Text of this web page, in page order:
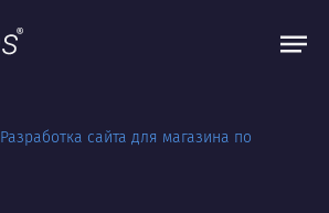
Разработка сайта для магазина по